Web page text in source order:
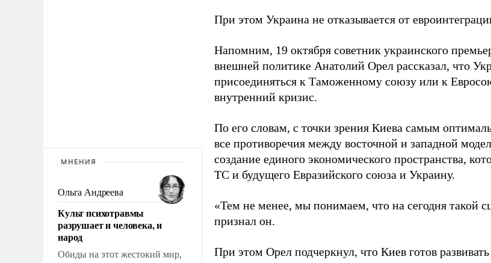
МНЕНИЯ
Ольга Андреева
Культ психотравмы
разрушает и человека, и
народ
Обиды на этот жестокий мир,
При этом Украина не отказывается от
Напомним, 19 октября советник украинского
внешней политике Анатолий Орел рассказал, что
присоединяться к Таможенному союзу или к
внутренний кризис.
По его словам, с точки зрения Киева самым
все противоречия между восточной и западной
создание единого экономического пространства,
ТС и будущего Евразийского союза и Украину.
«Тем не менее, мы понимаем, что на сегодня такой
признал он.
При этом Орел подчеркнул, что Киев готов